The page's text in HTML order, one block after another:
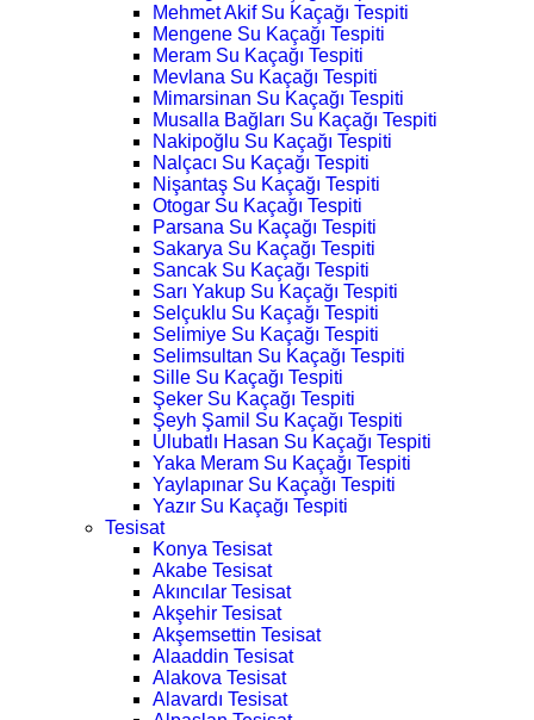
Mehmet Akif Su Kaçağı Tespiti
Mengene Su Kaçağı Tespiti
Meram Su Kaçağı Tespiti
Mevlana Su Kaçağı Tespiti
Mimarsinan Su Kaçağı Tespiti
Musalla Bağları Su Kaçağı Tespiti
Nakipoğlu Su Kaçağı Tespiti
Nalçacı Su Kaçağı Tespiti
Nişantaş Su Kaçağı Tespiti
Otogar Su Kaçağı Tespiti
Parsana Su Kaçağı Tespiti
Sakarya Su Kaçağı Tespiti
Sancak Su Kaçağı Tespiti
Sarı Yakup Su Kaçağı Tespiti
Selçuklu Su Kaçağı Tespiti
Selimiye Su Kaçağı Tespiti
Selimsultan Su Kaçağı Tespiti
Sille Su Kaçağı Tespiti
Şeker Su Kaçağı Tespiti
Şeyh Şamil Su Kaçağı Tespiti
Ulubatlı Hasan Su Kaçağı Tespiti
Yaka Meram Su Kaçağı Tespiti
Yaylapınar Su Kaçağı Tespiti
Yazır Su Kaçağı Tespiti
Tesisat
Konya Tesisat
Akabe Tesisat
Akıncılar Tesisat
Akşehir Tesisat
Akşemsettin Tesisat
Alaaddin Tesisat
Alakova Tesisat
Alavardı Tesisat